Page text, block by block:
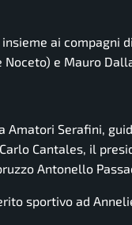
ai compagni
e Mauro
Serafini,
Cantales, il
Antonello
sportivo ad